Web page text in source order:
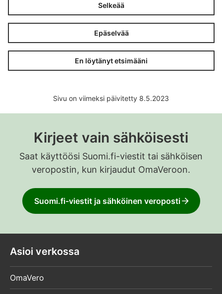
Selkeää
Epäselvää
En löytänyt etsimääni
Sivu on viimeksi päivitetty 8.5.2023
Kirjeet vain sähköisesti
Saat käyttöösi Suomi.fi-viestit tai sähköisen
veropostin, kun kirjaudut OmaVeroon.
Suomi.fi-viestit ja sähköinen veroposti
Asioi verkossa
OmaVero